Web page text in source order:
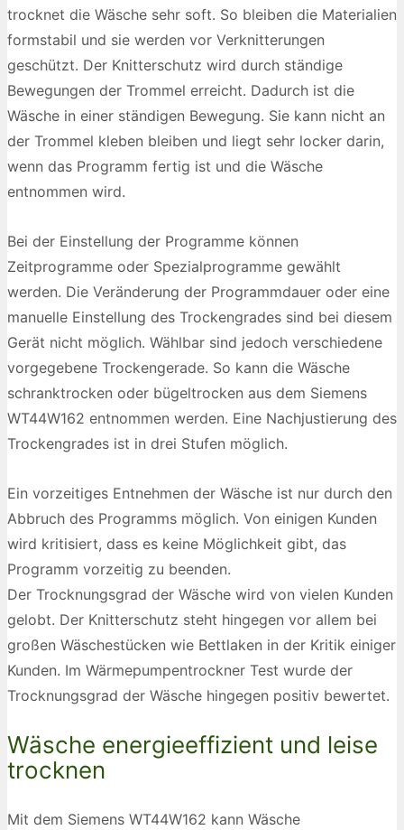
trocknet die Wäsche sehr soft. So bleiben die Materialien
formstabil und sie werden vor Verknitterungen
geschützt. Der Knitterschutz wird durch ständige
Bewegungen der Trommel erreicht. Dadurch ist die
Wäsche in einer ständigen Bewegung. Sie kann nicht an
der Trommel kleben bleiben und liegt sehr locker darin,
wenn das Programm fertig ist und die Wäsche
entnommen wird.
Bei der Einstellung der Programme können
Zeitprogramme oder Spezialprogramme gewählt
werden. Die Veränderung der Programmdauer oder eine
manuelle Einstellung des Trockengrades sind bei diesem
Gerät nicht möglich. Wählbar sind jedoch verschiedene
vorgegebene Trockengerade. So kann die Wäsche
schranktrocken oder bügeltrocken aus dem Siemens
WT44W162 entnommen werden. Eine Nachjustierung des
Trockengrades ist in drei Stufen möglich.
Ein vorzeitiges Entnehmen der Wäsche ist nur durch den
Abbruch des Programms möglich. Von einigen Kunden
wird kritisiert, dass es keine Möglichkeit gibt, das
Programm vorzeitig zu beenden.
Der Trocknungsgrad der Wäsche wird von vielen Kunden
gelobt. Der Knitterschutz steht hingegen vor allem bei
großen Wäschestücken wie Bettlaken in der Kritik einiger
Kunden. Im Wärmepumpentrockner Test wurde der
Trocknungsgrad der Wäsche hingegen positiv bewertet.
Wäsche energieeffizient und leise
trocknen
Mit dem Siemens WT44W162 kann Wäsche